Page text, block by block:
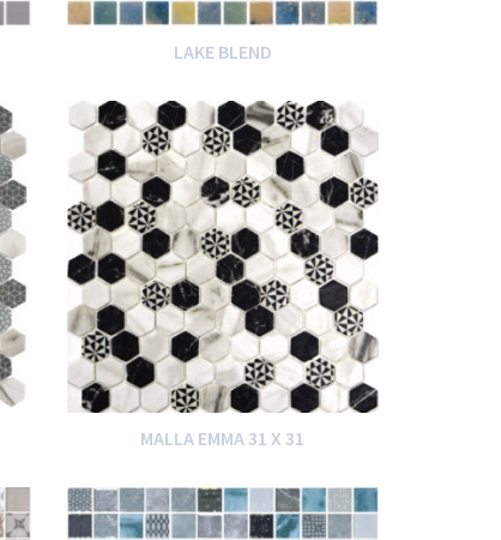
LAKE BLEND
MALLA EMMA 31 X 31